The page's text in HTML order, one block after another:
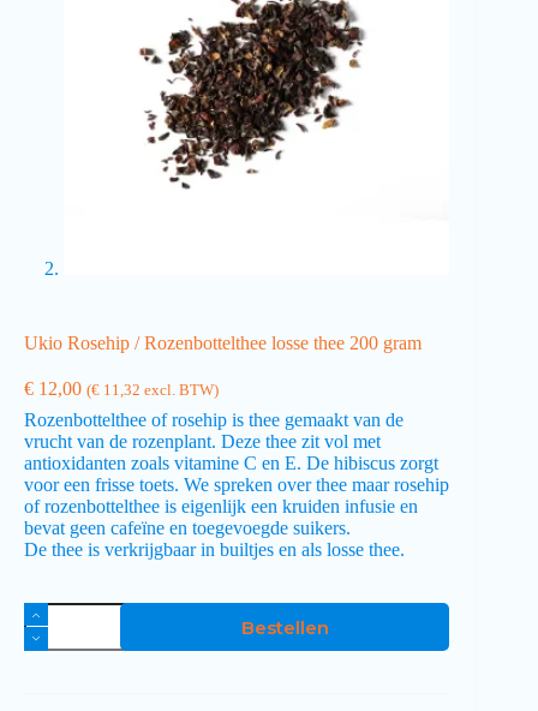
Ukio Rosehip / Rozenbottelthee losse thee 200 gram
€ 12,00 (€ 11,32 excl. BTW)
Rozenbottelthee of rosehip is thee gemaakt van de
vrucht van de rozenplant. Deze thee zit vol met
antioxidanten zoals vitamine C en E. De hibiscus zorgt
voor een frisse toets. We spreken over thee maar rosehip
of rozenbottelthee is eigenlijk een kruiden infusie en
bevat geen cafeïne en toegevoegde suikers.
De thee is verkrijgbaar in builtjes en als losse thee.
Bestellen